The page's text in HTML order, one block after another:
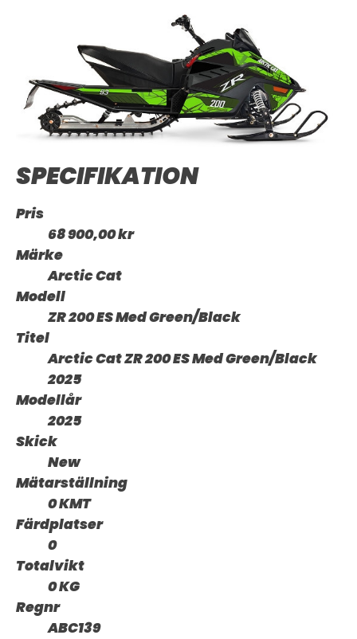
SPECIFIKATION
Pris
68 900,00 kr
Märke
Arctic Cat
Modell
ZR 200 ES Med Green/Black
Titel
Arctic Cat ZR 200 ES Med Green/Black
2025
Modellår
2025
Skick
New
Mätarställning
0 KMT
Färdplatser
0
Totalvikt
0 KG
Regnr
ABC139